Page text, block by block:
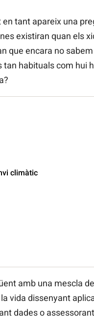
tant apareix una
existiran quan els
que encara no
habituals com hui
climàtic
amb una mescla
vida dissenyant
dades o